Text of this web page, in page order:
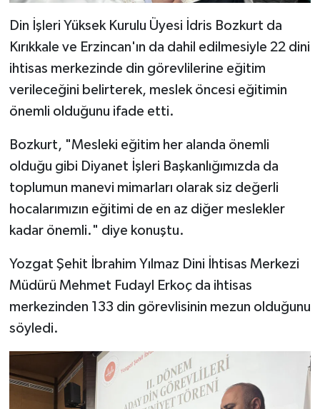
Din İşleri Yüksek Kurulu Üyesi İdris Bozkurt da
Kırıkkale ve Erzincan'ın da dahil edilmesiyle 22 dini
ihtisas merkezinde din görevlilerine eğitim
verileceğini belirterek, meslek öncesi eğitimin
önemli olduğunu ifade etti.
Bozkurt, "Mesleki eğitim her alanda önemli
olduğu gibi Diyanet İşleri Başkanlığımızda da
toplumun manevi mimarları olarak siz değerli
hocalarımızın eğitimi de en az diğer meslekler
kadar önemli." diye konuştu.
Yozgat Şehit İbrahim Yılmaz Dini İhtisas Merkezi
Müdürü Mehmet Fudayl Erkoç da ihtisas
merkezinden 133 din görevlisinin mezun olduğunu
söyledi.
Hakkari Müftülüğü
Hatay Müftülüğü
Iğdır Müftülüğü
Isparta Müftülüğü
İstanbul Müftülüğü
İzmir Müftülüğü
Karabük Müftülüğü
Kars Müftülüğü
Kastamonu Müftülüğü